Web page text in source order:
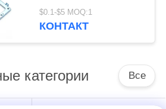
обработкой,
обеспечивающие
изготовлением и
производительностью
$0.1-$5 MOQ:1
КОНТАКТ
категории Все